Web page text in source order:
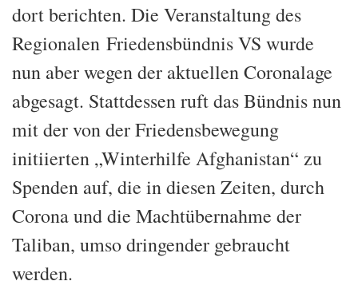
dort berichten. Die Veranstaltung des
Regionalen Friedensbündnis VS wurde
nun aber wegen der aktuellen Coronalage
abgesagt. Stattdessen ruft das Bündnis nun
mit der von der Friedensbewegung
initiierten „Winterhilfe Afghanistan“ zu
Spenden auf, die in diesen Zeiten, durch
Corona und die Machtübernahme der
Taliban, umso dringender gebraucht
werden.